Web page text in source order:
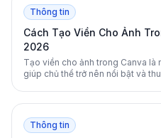
Thông tin
Cách Tạo Viền Cho Ảnh
2026
Tạo viền cho ảnh trong Canva là
giúp chủ thể trở nên nổi bật và
Thông tin